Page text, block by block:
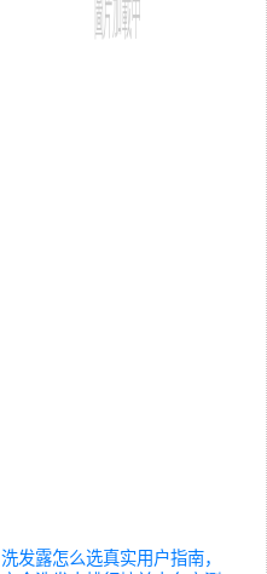
洗发露怎么选真实用户指南，